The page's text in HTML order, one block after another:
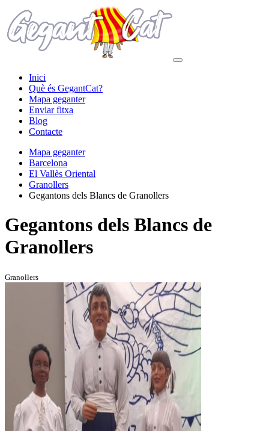
Inici
Què és GegantCat?
Mapa geganter
Enviar fitxa
Blog
Contacte
Mapa geganter
Barcelona
El Vallès Oriental
Granollers
Gegantons dels Blancs de Granollers
Gegantons dels Blancs de
Granollers
Granollers